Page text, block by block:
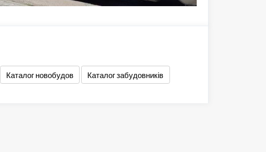
Каталог новобудов Каталог забудовників